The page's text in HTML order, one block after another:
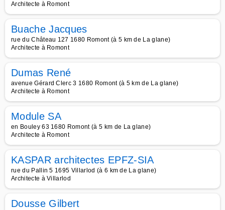
Architecte à Romont
Buache Jacques
rue du Château 127 1680 Romont (à 5 km de La glane)
Architecte à Romont
Dumas René
avenue Gérard Clerc 3 1680 Romont (à 5 km de La glane)
Architecte à Romont
Module SA
en Bouley 63 1680 Romont (à 5 km de La glane)
Architecte à Romont
KASPAR architectes EPFZ-SIA
rue du Pallin 5 1695 Villarlod (à 6 km de La glane)
Architecte à Villarlod
Dousse Gilbert